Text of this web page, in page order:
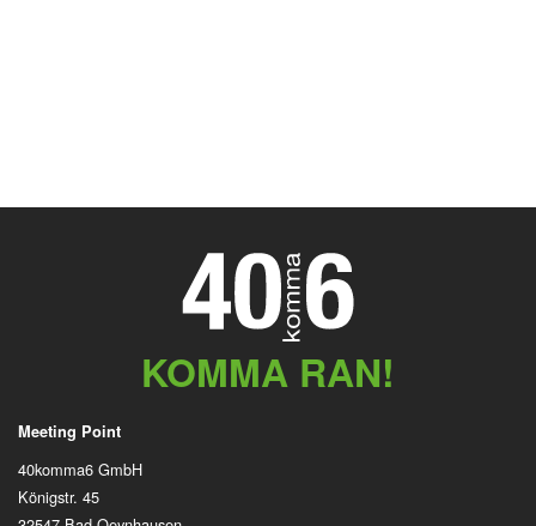
KOMMA RAN!
Meeting Point
40komma6 GmbH
Königstr. 45